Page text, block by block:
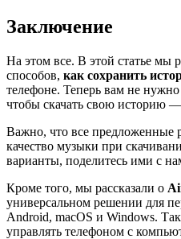
Заключение
На этом все. В этой статье мы
способов, как сохранить
телефоне. Теперь вам не
чтобы скачать свою историю
Важно, что все предложенные
качество музыки при
варианты, поделитесь ими с
Кроме того, мы рассказали о
универсальном решении для
Android, macOS и Windows.
управлять телефоном с